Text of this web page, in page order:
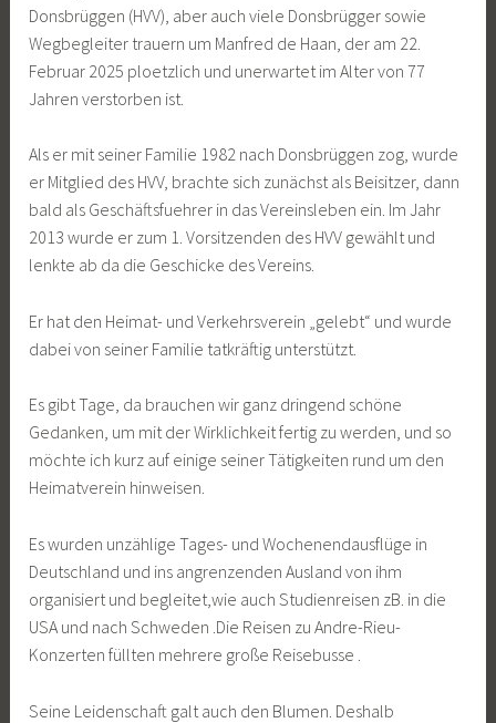
Donsbrüggen (HVV), aber auch viele Donsbrügger sowie
Wegbegleiter trauern um Manfred de Haan, der am 22.
Februar 2025 ploetzlich und unerwartet im Alter von 77
Jahren verstorben ist.
Als er mit seiner Familie 1982 nach Donsbrüggen zog, wurde
er Mitglied des HVV, brachte sich zunächst als Beisitzer, dann
bald als Geschäftsfuehrer in das Vereinsleben ein. Im Jahr
2013 wurde er zum 1. Vorsitzenden des HVV gewählt und
lenkte ab da die Geschicke des Vereins.
Er hat den Heimat- und Verkehrsverein „gelebt“ und wurde
dabei von seiner Familie tatkräftig unterstützt.
Es gibt Tage, da brauchen wir ganz dringend schöne
Gedanken, um mit der Wirklichkeit fertig zu werden, und so
möchte ich kurz auf einige seiner Tätigkeiten rund um den
Heimatverein hinweisen.
Es wurden unzählige Tages- und Wochenendausflüge in
Deutschland und ins angrenzenden Ausland von ihm
organisiert und begleitet,wie auch Studienreisen zB. in die
USA und nach Schweden .Die Reisen zu Andre-Rieu-
Konzerten füllten mehrere große Reisebusse .
Seine Leidenschaft galt auch den Blumen. Deshalb